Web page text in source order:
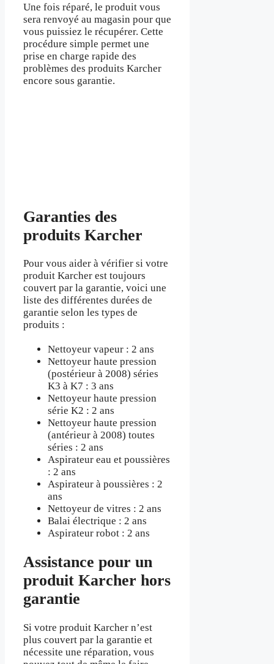
Une fois réparé, le produit vous
sera renvoyé au magasin pour que
vous puissiez le récupérer. Cette
procédure simple permet une
prise en charge rapide des
problèmes des produits Karcher
encore sous garantie.
Garanties des
produits Karcher
Pour vous aider à vérifier si votre
produit Karcher est toujours
couvert par la garantie, voici une
liste des différentes durées de
garantie selon les types de
produits :
Nettoyeur vapeur : 2 ans
Nettoyeur haute pression
(postérieur à 2008) séries
K3 à K7 : 3 ans
Nettoyeur haute pression
série K2 : 2 ans
Nettoyeur haute pression
(antérieur à 2008) toutes
séries : 2 ans
Aspirateur eau et poussières
: 2 ans
Aspirateur à poussières : 2
ans
Nettoyeur de vitres : 2 ans
Balai électrique : 2 ans
Aspirateur robot : 2 ans
Assistance pour un
produit Karcher hors
garantie
Si votre produit Karcher n’est
plus couvert par la garantie et
nécessite une réparation, vous